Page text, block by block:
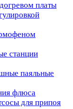
платы
станции
паяльные
флюса
для припоя